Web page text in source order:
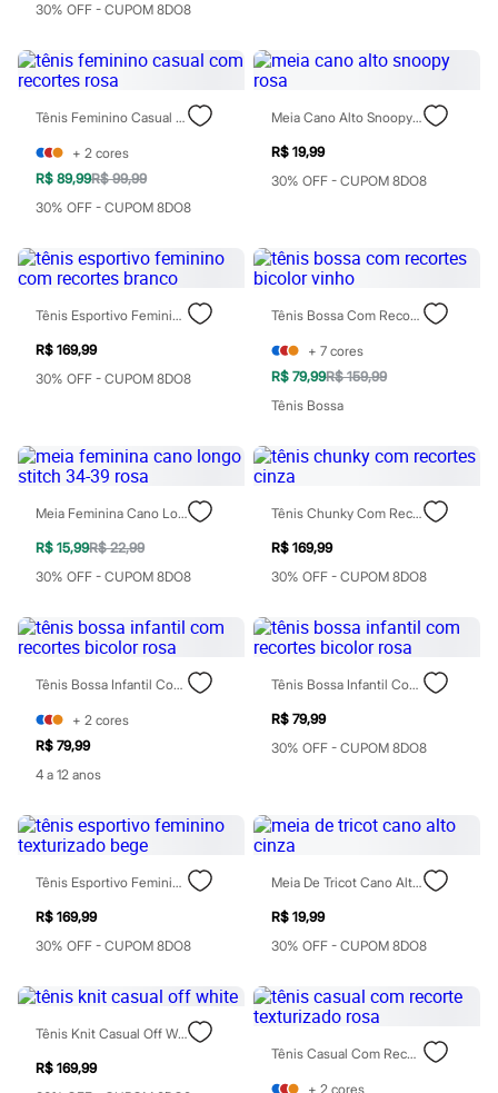
Carteiras
Relógios
Calçados
Botas
Chinelos
Sapatos
Sandálias e Papetes
Tênis
Moda esportiva
Acessórios
Camisetas
Calças
Calçados
Regatas
Moda íntima
Cuecas
Meias
Pijamas
Plus size
Blusas e Camisetas
Calças
Camisas
Jeans
Moda esportiva
Shorts e Bermudas
Infantil
Em alta
Arrumadinho para os meninos
Romântico para as meninas
Inverno
Novidades
Roupas menina
0 a 24 meses
1 a 5 anos
10 a 16 anos
Roupas menino
1 a 5 anos
4 a 12 anos
10 a 16 anos
Acessórios
Bolsas e Mochilas
Chapéus
Calçados
Chinelos
Pantufas
30% OFF - CUPOM 8DO8
Tênis Feminino Casual Com Recortes Rosa
+ 2 cores
R$ 89,99R$ 99,99
30% OFF - CUPOM 8DO8
Meia Cano Alto Snoopy Rosa
R$ 19,99
30% OFF - CUPOM 8DO8
Tênis Esportivo Feminino Com Recortes Branco
R$ 169,99
30% OFF - CUPOM 8DO8
Tênis Bossa Com Recortes Bicolor Vinho
+ 7 cores
R$ 79,99R$ 159,99
Tênis Bossa
Meia Feminina Cano Longo Stitch 34-39 Rosa
R$ 15,99R$ 22,99
30% OFF - CUPOM 8DO8
Tênis Chunky Com Recortes Cinza
R$ 169,99
30% OFF - CUPOM 8DO8
Tênis Bossa Infantil Com Recortes Bicolor Rosa
+ 2 cores
R$ 79,99
4 a 12 anos
Tênis Bossa Infantil Com Recortes Bicolor Rosa
R$ 79,99
30% OFF - CUPOM 8DO8
Tênis Esportivo Feminino Texturizado Bege
R$ 169,99
30% OFF - CUPOM 8DO8
Meia De Tricot Cano Alto Cinza
R$ 19,99
30% OFF - CUPOM 8DO8
Tênis Knit Casual Off White
R$ 169,99
Tênis Casual Com Recorte Texturizado Rosa
+ 2 cores